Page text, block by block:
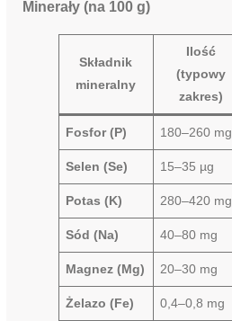
Minerały (na 100 g)
Składnik
mineralny
Ilość
(typowy
zakres)
Fosfor (P) 180–260 mg
Selen (Se) 15–35 µg
Potas (K) 280–420 mg
Sód (Na) 40–80 mg
Magnez (Mg) 20–30 mg
Żelazo (Fe) 0,4–0,8 mg